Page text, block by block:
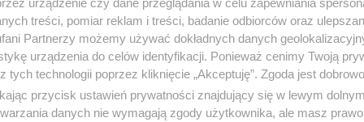
przeszli bez dogrywek i karnych. Warto
(0:0) i pewnym zwycięstwie nad Rumunią (3:0), w
z Austrią (porażka 3:2) i Turcją (2:1). Łącznie
dziewięć bramek.
treści, pomiar reklam i treści, badanie odbiorców oraz
Partnerzy możemy używać dokładnych danych
urządzenia do celów identyfikacji. Ponieważ cenimy Twoją
tych technologii poprzez kliknięcie „Akceptuję”. Zgoda jest
przycisk ustawień prywatności znajdujący się w lewym
danych nie wymagają zgody użytkownika, ale masz